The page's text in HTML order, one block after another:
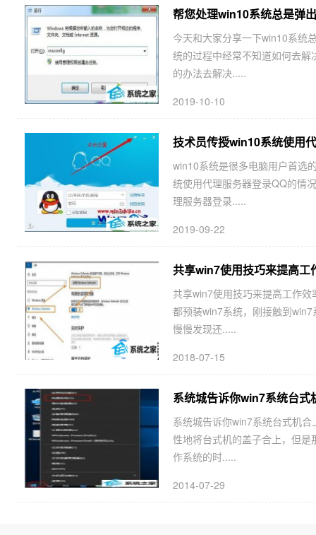
帮您处理win10系统总是弹
今天和大家分享一下win10系统
统的过程中经常不知道如何去
的办法去解决.....
2019-10-10
技术员传授win10系统使用
win10系统是很多电脑用户首选
统使用代理服务器登录QQ的情
理服务器登录.....
2019-09-22
共享win7使用技巧来提高工
共享win7使用技巧来提高工作
都预装win7系统，刚接触到
慢慢发现还.....
2018-07-15
系统城告诉你win7系统台式
系统城告诉你win7系统台式机
性地将台式机的盖子合上，但
作系统的时.....
2014-07-29